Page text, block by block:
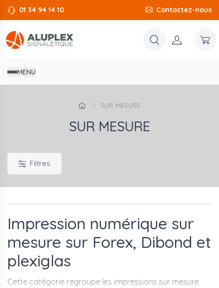
01 34 94 14 10 Contactez-nous
MENU
SUR MESURE
SUR MESURE
Filtres
Impression numérique sur
mesure sur Forex, Dibond et
plexiglas
Cette catégorie regroupe les impressions sur mesure